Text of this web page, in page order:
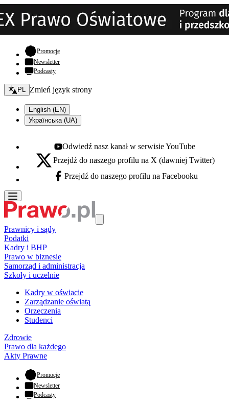
Promocje- otwiera się w nowej karcie
Newsletter
Podcasty
Zmień język - bieżący:
PL Zmień język strony
English (EN)
Українська (UA)
Youtube - otwiera się w nowej karcie
Odwiedź nasz kanał w serwisie YouTube
X - otwiera się w nowej karcie
Przejdź do naszego profilu na X (dawniej Twitter)
Facebook - otwiera się w nowej karcie
Przejdź do naszego profilu na Facebooku
Prawnicy i sądy
Podatki
Kadry i BHP
Prawo w biznesie
Samorząd i administracja
Szkoły i uczelnie
Kadry w oświacie
Zarządzanie oświatą
Orzeczenia
Studenci
Zdrowie
Prawo dla każdego
Akty Prawne
Promocje- otwiera się w nowej karcie
Newsletter
Podcasty